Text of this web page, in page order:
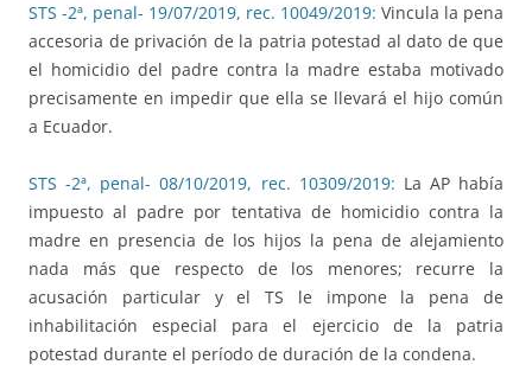
STS -2ª, penal- 19/07/2019, rec. 10049/2019: Vincula la pena
accesoria de privación de la patria potestad al dato de que
el homicidio del padre contra la madre estaba motivado
precisamente en impedir que ella se llevará el hijo común
a Ecuador.
STS -2ª, penal- 08/10/2019, rec. 10309/2019: La AP había
impuesto al padre por tentativa de homicidio contra la
madre en presencia de los hijos la pena de alejamiento
nada más que respecto de los menores; recurre la
acusación particular y el TS le impone la pena de
inhabilitación especial para el ejercicio de la patria
potestad durante el período de duración de la condena.